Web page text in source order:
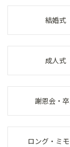
結婚式
成人式
謝恩会・
ロング・ミ